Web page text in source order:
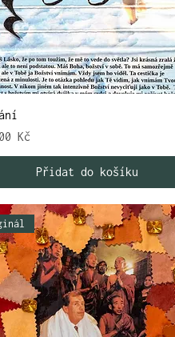
Kč
Přidat do košíku